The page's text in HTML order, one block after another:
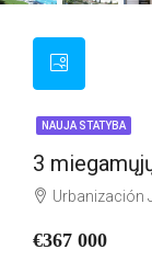
NAUJA STATYBA
3
Urbanización Jardín del Mar XIII,
€367 000